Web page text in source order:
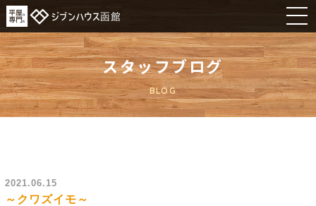
スタッフブログ
BLOG
2021.06.15
～クワズイモ～